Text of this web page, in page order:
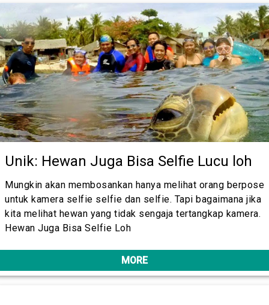
Unik: Hewan Juga Bisa Selfie Lucu loh
Mungkin akan membosankan hanya melihat orang berpose
untuk kamera selfie selfie dan selfie. Tapi bagaimana jika
kita melihat hewan yang tidak sengaja tertangkap kamera.
Hewan Juga Bisa Selfie Loh
MORE